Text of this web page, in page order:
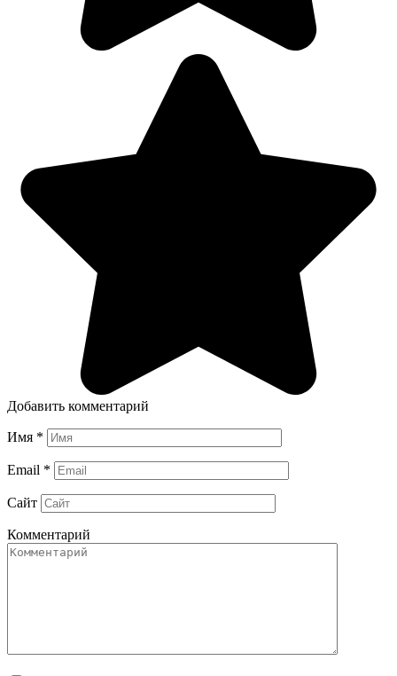
Добавить комментарий
Имя *
Email *
Сайт
Комментарий